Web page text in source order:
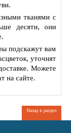
тканями с
десяти, они
подскажут вам
уточнят
Можете
на сайте.
Назад в раздел